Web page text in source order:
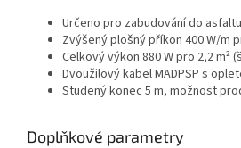
Určeno pro zabudování do
Zvýšený plošný příkon 400 W/m
Celkový výkon 880 W pro 2,2 m²
Dvoužilový kabel MADPSP s
Studený konec 5 m, možnost
Doplňkové parametry